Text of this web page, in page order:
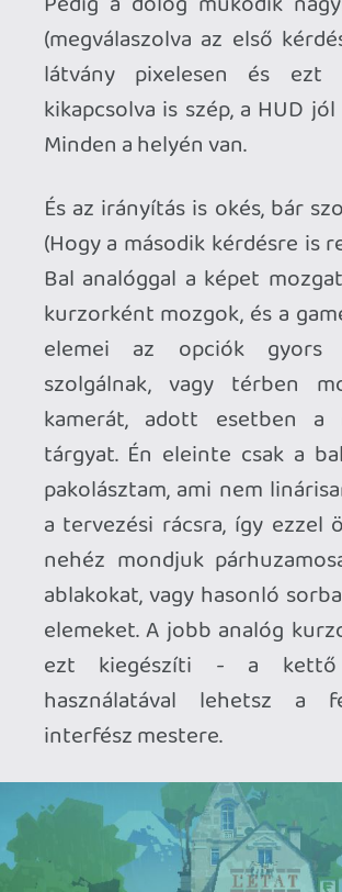
A vibe, a látvány, a tartalom a cím
méretéhez igazodik. Ez egy kicsi nyári
otthon, vagy egy víkend-utca, nem pedig
a városi nyüzsi forgataga. Én el tudnék
kezdeni több "gameplay"-t, akár a
Bulwarkhoz hasonló módon
megcsavarva az élményt. Gondolom
idáig specifikálta a játékot, és ezt
szerintem jól is tette. De szeretném látni
a folytatást, ahol az építkezés mellett
bejönnek további érdekességek, akár
összekapcsolódó utcácskákkal, mini-
küldetésekkel, lakókkal, stb. Mindegy,
most kikapcsolom a boxot, ebben a jó
időben inkább kimegyek a kertbe, és
Decken is nyomom egy picit a
napsütéses építkezést...
SUMMERHOUSE |FEJLESZTŐ:
Friedemann| KIADÓ
: Future Friends |
PLATFORM: PC, PS5, XBOX Series S/X
(tesztelve) |MEGJELENÉS: 2026. 05. 15. |
ÁR: 1700 Ft | A játékot közvetlenül a
kiadótól kaptuk tesztelésre, köszönjük a
lehetőséget.